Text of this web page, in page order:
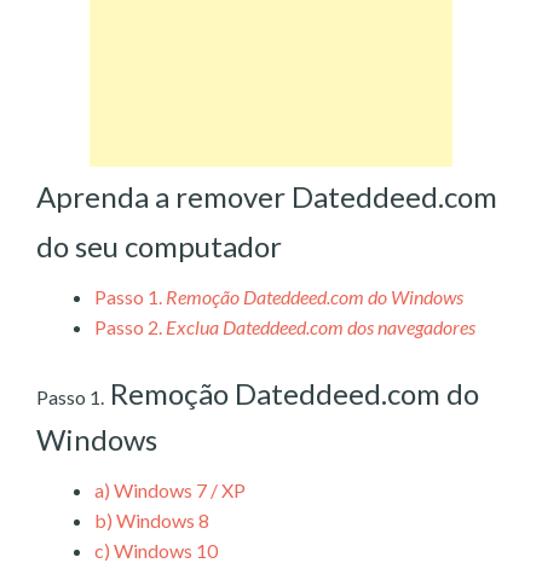
Aprenda a remover Dateddeed.com
do seu computador
Passo 1. Remoção Dateddeed.com do Windows
Passo 2. Exclua Dateddeed.com dos navegadores
Passo 1. Remoção Dateddeed.com do
Windows
a) Windows 7 / XP
b) Windows 8
c) Windows 10